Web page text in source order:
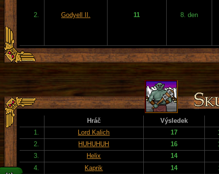
2. Godyell II. 11 8. den
Hráč
Výsledek
1.
Lord Kalich 17
2.
HUHUHUH 16
3.
Helix
14
4.
Kaprik 14